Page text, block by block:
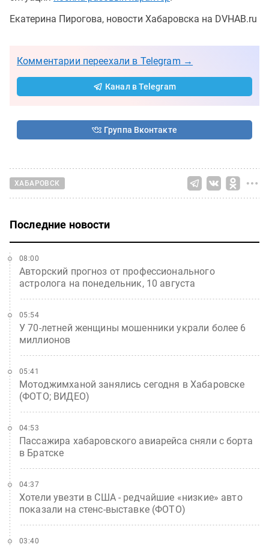
Екатерина Пирогова, новости Хабаровска на DVHAB.ru
Комментарии переехали в Telegram →
Канал в Telegram
Группа Вконтакте
ХАБАРОВСК
Последние новости
Авторский прогноз от профессионального
астролога на понедельник, 10 августа
08:00
У 70-летней женщины мошенники украли более 6
миллионов
05:54
Мотоджимханой занялись сегодня в Хабаровске
(ФОТО; ВИДЕО)
05:41
Пассажира хабаровского авиарейса сняли с борта
в Братске
04:53
Хотели увезти в США - редчайшие «низкие» авто
показали на стенс-выставке (ФОТО)
04:37
03:40